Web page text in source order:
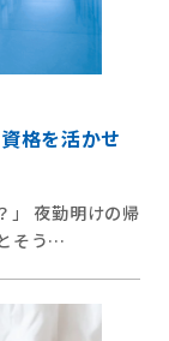
格を活かせ
」 夜勤明けの帰
そう…